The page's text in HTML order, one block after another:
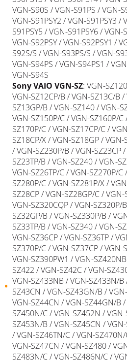
VGN-S90S / VGN-S91PS / VGN-
VGN-S91PSY2 / VGN-S91PSY3 /
S91PSY5 / VGN-S91PSY6 /
VGN-S92PSY / VGN-S92PSY1 /
S92S/S / VGN-S93PS/S / VGN-
VGN-S94PS / VGN-S94PS1 /
VGN-S94S
SonyVAIO VGN-SZ: VGN-
VGN-SZ12CP/B / VGN-SZ13C/B
SZ13GP/B / VGN-SZ140 / VGN-
VGN-SZ150P/C / VGN-SZ160P/
SZ170P/C / VGN-SZ17CP/C /
SZ18CP/X / VGN-SZ18GP /
/ VGN-SZ230P/B / VGN-SZ23CP
SZ23TP/B / VGN-SZ240 / VGN-
VGN-SZ26TP/C / VGN-SZ270P/C
SZ280P/C / VGN-SZ281P/X /
SZ28CP / VGN-SZ28GP/C /
VGN-SZ320CQP / VGN-SZ320P/
SZ32GP/B / VGN-SZ330P/B /
SZ33TP/B / VGN-SZ340 / VGN-
VGN-SZ36CP / VGN-SZ36TP /
SZ370P/C / VGN-SZ37CP /
VGN-SZ390PW1 / VGN-
SZ422 / VGN-SZ42C / VGN-
VGN-SZ433NB / VGN-SZ433N/
SZ43CN / VGN-SZ43GN/B /
VGN-SZ44CN / VGN-SZ44GN/B
SZ450N/C / VGN-SZ452N /
SZ453N/B / VGN-SZ45CN /
/ VGN-SZ46TN/C / VGN-
VGN-SZ47CN / VGN-SZ480 /
SZ483N/C / VGN-SZ486N/C /